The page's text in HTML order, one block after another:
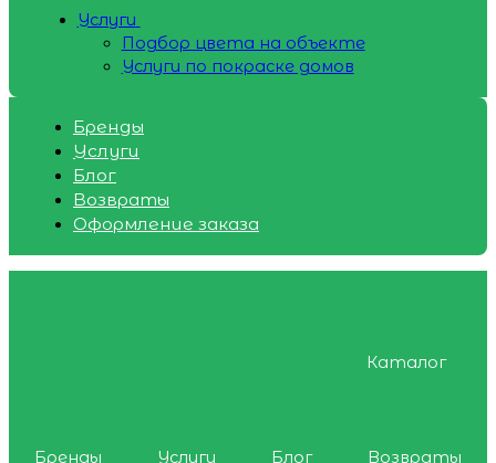
Услуги
Подбор цвета на объекте
Услуги по покраске домов
Бренды
Услуги
Блог
Возвраты
Оформление заказа
Каталог
Бренды Услуги Блог
Возвраты